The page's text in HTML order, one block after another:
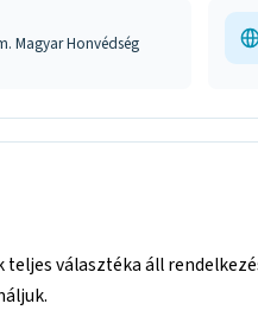
Magyar Honvédség
választéka áll